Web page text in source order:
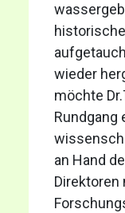
wieder
möchte
Rundgang
an Hand
Direktoren